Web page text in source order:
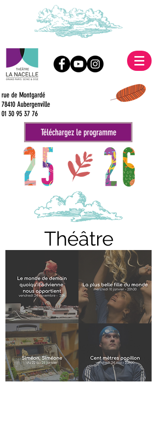
rue de Montgardé
78410 Aubergenville
01 30 95 37 76
Téléchargez le programme
Théâtre